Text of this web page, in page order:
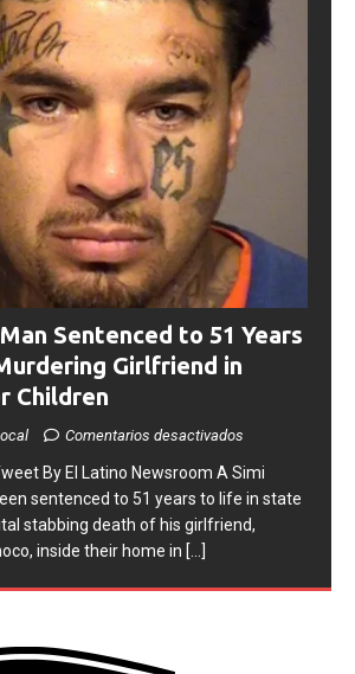
Sentenced to 51 Years
Girlfriend in
Children
​By El Latino Newsroom ​A Simi
sentenced to 51 years to life in state
stabbing death of his girlfriend,
inside their home in [...]